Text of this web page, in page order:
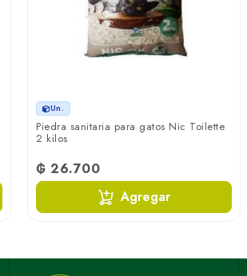
Un.
Piedra sanitaria para gatos Nic Toilette
2 kilos
₲ 26.700
Agregar